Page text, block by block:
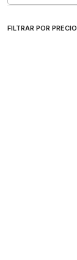
FILTRAR POR PRECIO